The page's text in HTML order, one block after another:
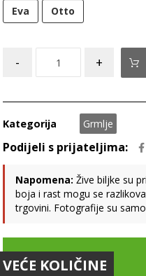
Eva Otto
- +
Kategorija Grmlje
Napomena: Žive biljke su
boja i rast mogu se
trgovini. Fotografije su
VEĆE KOLIČINE